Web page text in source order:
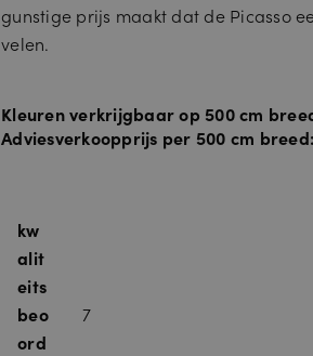
gunstige prijs maakt dat de Picasso
velen.
Kleuren verkrijgbaar op 500 cm
Adviesverkoopprijs per 500 cm
kw
alit
eits
beo
ord
7